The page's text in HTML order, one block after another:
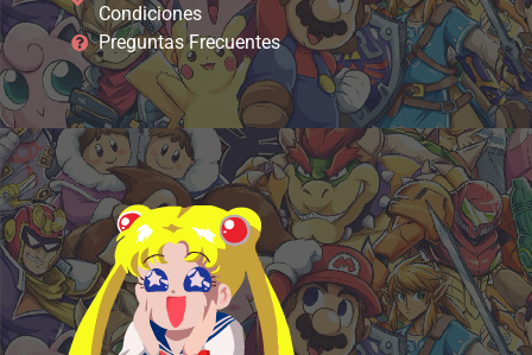
Condiciones
Preguntas Frecuentes